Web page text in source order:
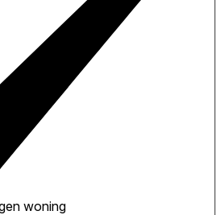
woning